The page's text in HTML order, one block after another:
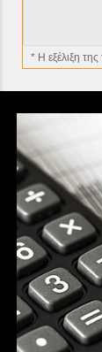
* H εξέλιξη